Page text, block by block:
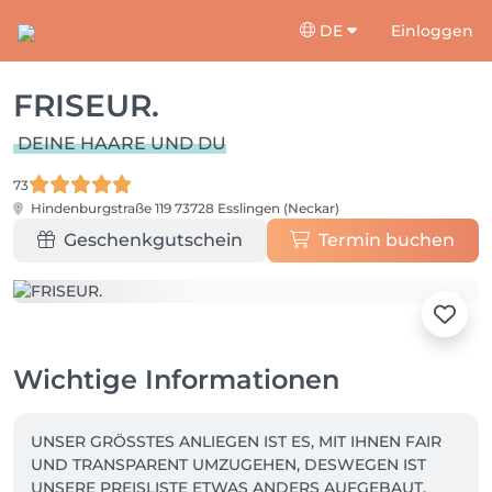
DE Einloggen
FRISEUR.
DEINE HAARE UND DU
73
Hindenburgstraße 119 73728 Esslingen (Neckar)
Geschenkgutschein Termin buchen
Wichtige Informationen
UNSER GRÖSSTES ANLIEGEN IST ES, MIT IHNEN FAIR
UND TRANSPARENT UMZUGEHEN, DESWEGEN IST
UNSERE PREISLISTE ETWAS ANDERS AUFGEBAUT.